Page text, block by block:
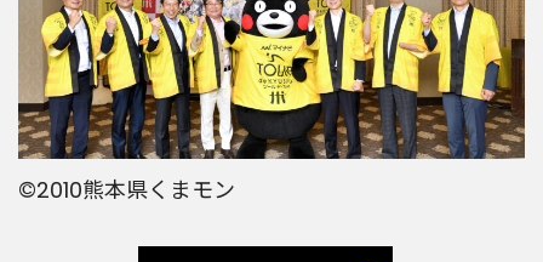
©2010熊本県くまモン